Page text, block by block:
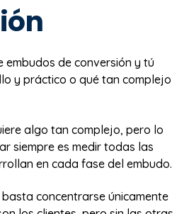
embudos de conversión y tú
y práctico o qué tan complejo
algo tan complejo, pero lo
siempre es medir todas las
en cada fase del embudo.
concentrarse únicamente